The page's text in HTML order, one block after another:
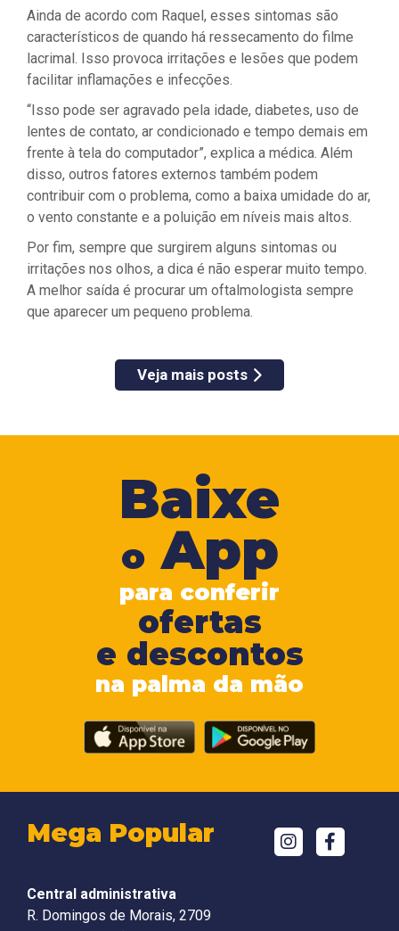
Ainda de acordo com Raquel, esses sintomas são
característicos de quando há ressecamento do filme
lacrimal. Isso provoca irritações e lesões que podem
facilitar inflamações e infecções.
“Isso pode ser agravado pela idade, diabetes, uso de
lentes de contato, ar condicionado e tempo demais em
frente à tela do computador”, explica a médica. Além
disso, outros fatores externos também podem
contribuir com o problema, como a baixa umidade do ar,
o vento constante e a poluição em níveis mais altos.
Por fim, sempre que surgirem alguns sintomas ou
irritações nos olhos, a dica é não esperar muito tempo.
A melhor saída é procurar um oftalmologista sempre
que aparecer um pequeno problema.
Veja mais posts
Baixe
oApp
para conferir
ofertas
e descontos
na palma da mão
Mega Popular
Central administrativa
R. Domingos de Morais, 2709